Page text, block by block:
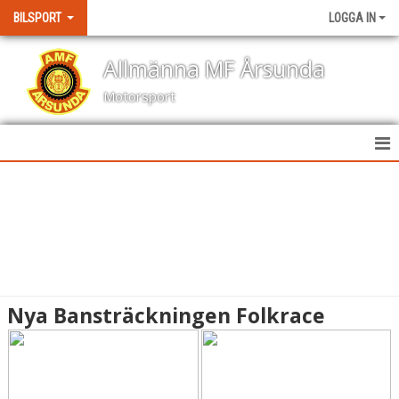
BILSPORT LOGGA IN
Allmänna MF Årsunda
Motorsport
KONTAKT
Nya Bansträckningen Folkrace